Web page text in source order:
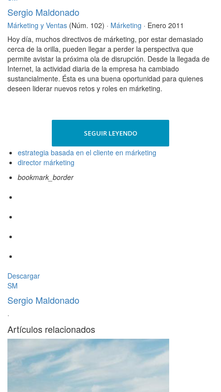
Sergio Maldonado
Márketing y Ventas (Núm. 102) · Márketing · Enero 2011
Hoy día, muchos directivos de márketing, por estar demasiado
cerca de la orilla, pueden llegar a perder la perspectiva que
permite avistar la próxima ola de disrupción. Desde la llegada de
Internet, la actividad diaria de la empresa ha cambiado
sustancialmente. Ésta es una buena oportunidad para quienes
deseen liderar nuevos retos y roles en márketing.
SEGUIR LEYENDO
estrategia basada en el cliente en márketing
director márketing
bookmark_border
Descargar
SM
Sergio Maldonado
·
Artículos relacionados